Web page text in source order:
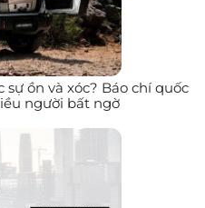
sự ồn và xóc? Báo chí quốc
người bất ngờ